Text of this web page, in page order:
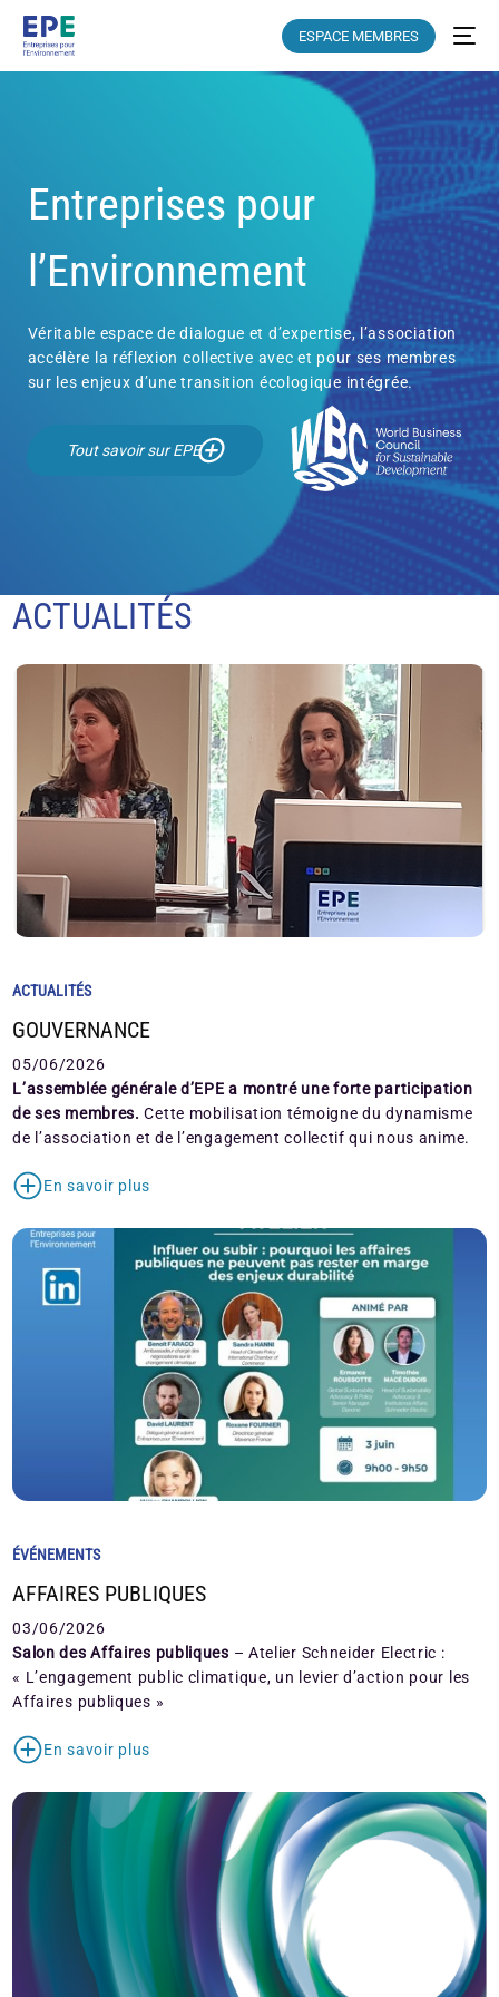
ESPACE MEMBRES
Entreprises pour
l’Environnement
Véritable espace de dialogue et d’expertise, l’association
accélère la réflexion collective avec et pour ses membres
sur les enjeux d’une transition écologique intégrée.
Tout savoir sur EPE
ACTUALITÉS
ACTUALITÉS
GOUVERNANCE
05/06/2026
L’assemblée générale d’EPE a montré une forte participation
de ses membres.Cette mobilisation témoigne du dynamisme
de l’association et de l’engagement collectif qui nous anime.
En savoir plus
ÉVÉNEMENTS
AFFAIRES PUBLIQUES
03/06/2026
Salon des Affaires publiques – Atelier Schneider Electric :
« L’engagement public climatique, un levier d’action pour les
Affaires publiques »
En savoir plus